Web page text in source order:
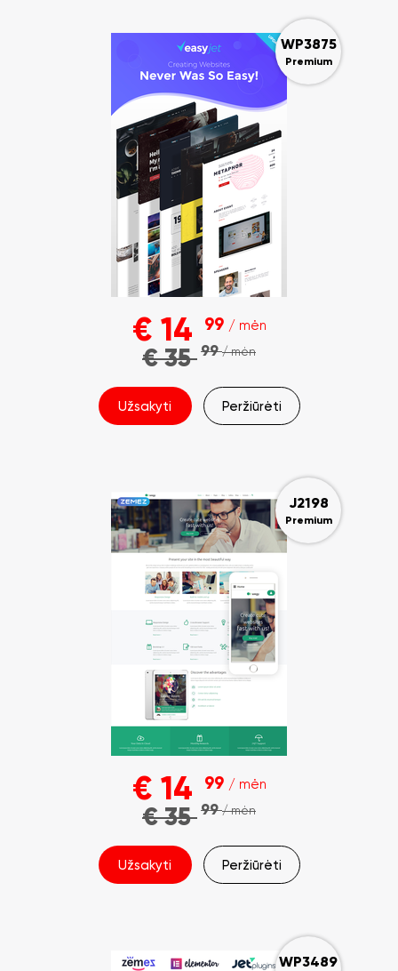
WP3875
Premium
€ 14 99 / mėn
€35 99 / mėn
Užsakyti Peržiūrėti
J2198
Premium
€ 14 99 / mėn
€35 99 / mėn
Užsakyti Peržiūrėti
WP3489